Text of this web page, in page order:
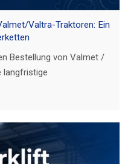
Valtra-Traktoren: Ein
Bestellung von Valmet /
langfristige
Serienlieferung